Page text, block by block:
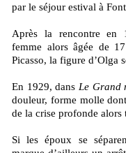
par le séjour estival à
Après la rencontre en
femme alors âgée de
Picasso, la figure d’Olga
En 1929, dans Le Grand
douleur, forme molle
de la crise profonde alors
Si les époux se